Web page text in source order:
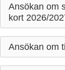
Ansökan om
kort 2026/
Ansökan om